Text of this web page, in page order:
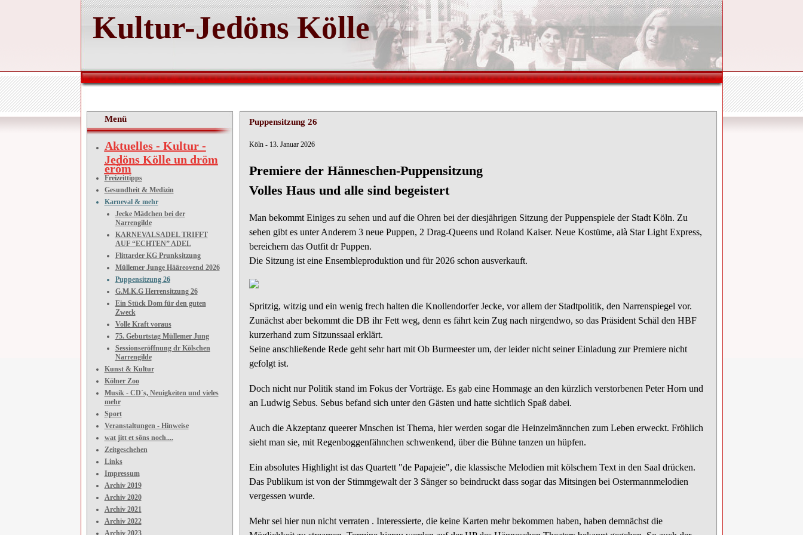
Kultur-Jedöns Kölle
Menü
Aktuelles - Kultur -
Jedöns Kölle un dröm
eröm
Freizeittipps
Gesundheit & Medizin
Karneval & mehr
Jecke Mädchen bei der
Narrengilde
KARNEVALSADEL TRIFFT
AUF “ECHTEN” ADEL
Flittarder KG Prunksitzung
Müllemer Junge Hääreovend 2026
Puppensitzung 26
G.M.K.G Herrensitzung 26
Ein Stück Dom für den guten
Zweck
Volle Kraft voraus
75. Geburtstag Müllemer Jung
Sessionseröffnung dr Kölschen
Narrengilde
Kunst & Kultur
Kölner Zoo
Musik - CD´s, Neuigkeiten und vieles
mehr
Sport
Veranstaltungen - Hinweise
wat jitt et söns noch....
Zeitgeschehen
Links
Impressum
Archiv 2019
Archiv 2020
Archiv 2021
Archiv 2022
Archiv 2023
Puppensitzung 26
Köln - 13. Januar 2026
Premiere der Hänneschen-Puppensitzung
Volles Haus und alle sind begeistert
Man bekommt Einiges zu sehen und auf die Ohren bei der diesjährigen Sitzung der Puppenspiele der Stadt Köln. Zu
sehen gibt es unter Anderem 3 neue Puppen, 2 Drag-Queens und Roland Kaiser. Neue Kostüme, alà Star Light Express,
bereichern das Outfit dr Puppen.
Die Sitzung ist eine Ensembleproduktion und für 2026 schon ausverkauft.
Spritzig, witzig und ein wenig frech halten die Knollendorfer Jecke, vor allem der Stadtpolitik, den Narrenspiegel vor.
Zunächst aber bekommt die DB ihr Fett weg, denn es fährt kein Zug nach nirgendwo, so das Präsident Schäl den HBF
kurzerhand zum Sitzunssaal erklärt.
Seine anschließende Rede geht sehr hart mit Ob Burmeester um, der leider nicht seiner Einladung zur Premiere nicht
gefolgt ist.
Doch nicht nur Politik stand im Fokus der Vorträge. Es gab eine Hommage an den kürzlich verstorbenen Peter Horn und
an Ludwig Sebus. Sebus befand sich unter den Gästen und hatte sichtlich Spaß dabei.
Auch die Akzeptanz queerer Mnschen ist Thema, hier werden sogar die Heinzelmännchen zum Leben erweckt. Fröhlich
sieht man sie, mit Regenboggenfähnchen schwenkend, über die Bühne tanzen un hüpfen.
Ein absolutes Highlight ist das Quartett "de Papajeie", die klassische Melodien mit kölschem Text in den Saal drücken.
Das Publikum ist von der Stimmgewalt der 3 Sänger so beindruckt dass sogar das Mitsingen bei Ostermannmelodien
vergessen wurde.
Mehr sei hier nun nicht verraten . Interessierte, die keine Karten mehr bekommen haben, haben demnächst die